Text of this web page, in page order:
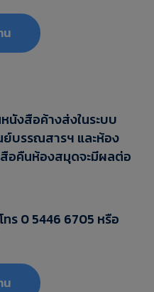
น
นังสือค้างส่งในระบบ
ย์บรรณสารฯ และห้อง
อคืนห้องสมุดจะมีผลต่อ
ร 0 5446 6705 หรือ
น